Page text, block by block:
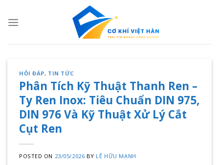
HỎI ĐÁP, TIN TỨC
Phân Tích Kỹ Thuật Thanh Ren –
Ty Ren Inox: Tiêu Chuẩn DIN 975,
DIN 976 Và Kỹ Thuật Xử Lý Cắt
Cụt Ren
POSTED ON 23/05/2026 BY LÊ HỮU MẠNH